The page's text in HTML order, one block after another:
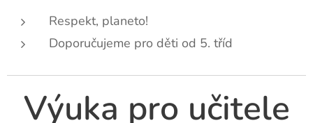
Respekt, planeto!
Doporučujeme pro děti od 5. tříd
Výuka pro učitele